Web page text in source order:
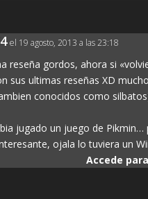
el 19 agosto, 2013 a las 23:18
reseña gordos, ahora si
sus ultimas reseñas XD
conocidos como
jugado un juego de Pikmin…
ojala lo tuviera un
Accede